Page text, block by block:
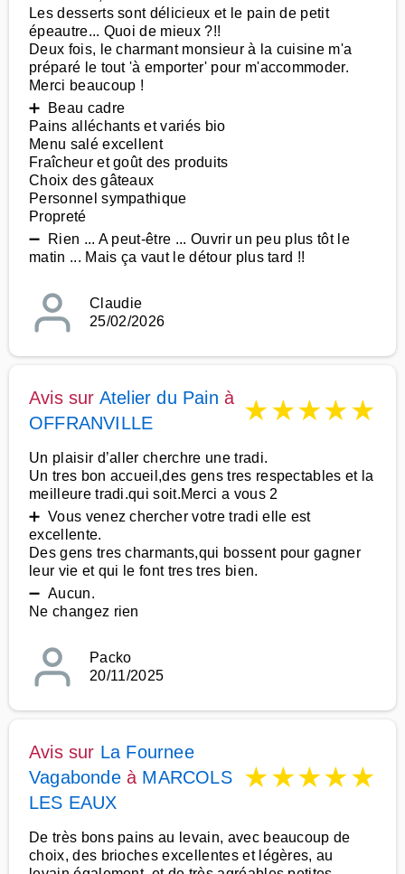
Les desserts sont délicieux et le pain de petit
épeautre... Quoi de mieux ?!!
Deux fois, le charmant monsieur à la cuisine m'a
préparé le tout 'à emporter' pour m'accommoder.
Merci beaucoup !
➕ Beau cadre
Pains alléchants et variés bio
Menu salé excellent
Fraîcheur et goût des produits
Choix des gâteaux
Personnel sympathique
Propreté
➖ Rien ... A peut-être ... Ouvrir un peu plus tôt le
matin ... Mais ça vaut le détour plus tard !!
Claudie
25/02/2026
Avis sur Atelier du Pain à
OFFRANVILLE
★★★★★
Un plaisir d’aller cherchre une tradi.
Un tres bon accueil,des gens tres respectables et la
meilleure tradi.qui soit.Merci a vous 2
➕ Vous venez chercher votre tradi elle est
excellente.
Des gens tres charmants,qui bossent pour gagner
leur vie et qui le font tres tres bien.
➖ Aucun.
Ne changez rien
Packo
20/11/2025
Avis sur La Fournee
Vagabondeà MARCOLS
LES EAUX
★★★★★
De très bons pains au levain, avec beaucoup de
choix, des brioches excellentes et légères, au